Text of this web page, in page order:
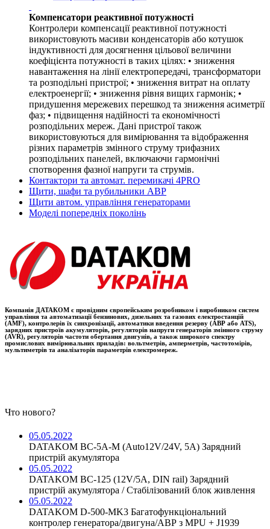
Компенсатори реактивної потужності
Контролери компенсації реактивної потужності
використовують масиви конденсаторів або котушок
індуктивності для досягнення цільової величини
коефіцієнта потужності в таких цілях: • зниження
навантаження на лінії електропередачі, трансформатори
та розподільні пристрої; • зниження витрат на оплату
електроенергії; • зниження рівня вищих гармонік; •
придушення мережевих перешкод та зниження асиметрії
фаз; • підвищення надійності та економічності
розподільних мереж. Дані пристрої також
використовуються для вимірювання та відображення
різних параметрів змінного струму трифазних
розподільних панелей, включаючи гармонічні
спотворення фазної напруги та струмів.
Контактори та автомат. перемикачі 4PRO
Щити, шафи та рубильники АВР
Щити автом. управління генераторами
Моделі попередніх поколінь
Компанія ДАТАКОМ є провідним європейським розробником і виробником систем
управління та автоматизації бензинових, дизельних та газових електростанцій
(AMF), контролерів їх синхронізації, автоматики введення резерву (АВР або ATS),
зарядних пристроїв акумуляторів, регуляторів напруги генераторів змінного струму
(AVR), регуляторів частоти обертання двигунів, а також широкого спектру
промислових вимірювальних приладів: вольтметрів, амперметрів, частотомірів,
мультиметрів та аналізаторів параметрів електромереж.
Что нового?
05.05.2022
DATAKOM BC-5A-M (Auto12V/24V, 5A) Зарядний
пристрій акумулятора
05.05.2022
DATAKOM BC-125 (12V/5A, DIN rail) Зарядний
пристрій акумулятора / Стабілізований блок живлення
05.05.2022
DATAKOM D-500-MK3 Багатофункціональний
контролер генератора/двигуна/АВР з MPU + J1939